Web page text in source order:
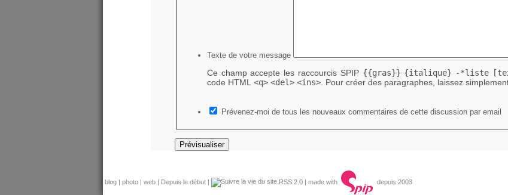
Texte de votre message
Ce champ accepte les raccourcis SPIP {{gras}} {italique} -*liste
code HTML <q> <del> <ins>. Pour créer des paragraphes, laissez
Prévenez-moi de tous les nouveaux commentaires de cette discussion par email
blog | photo | web | Depuis le début | RSS 2.0 | made with depuis 2003